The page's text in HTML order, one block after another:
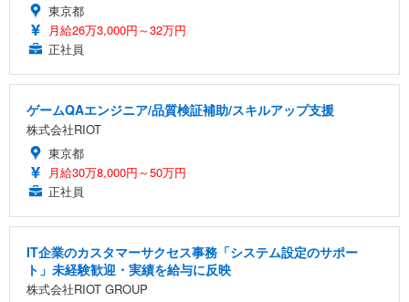
東京都
月給26万3,000円～32万円
正社員
ゲームQAエンジニア/品質検証補助/スキルアップ支援
株式会社RIOT
東京都
月給30万8,000円～50万円
正社員
IT企業のカスタマーサクセス事務「システム設定のサポー
ト」未経験歓迎・実績を給与に反映
株式会社RIOT GROUP